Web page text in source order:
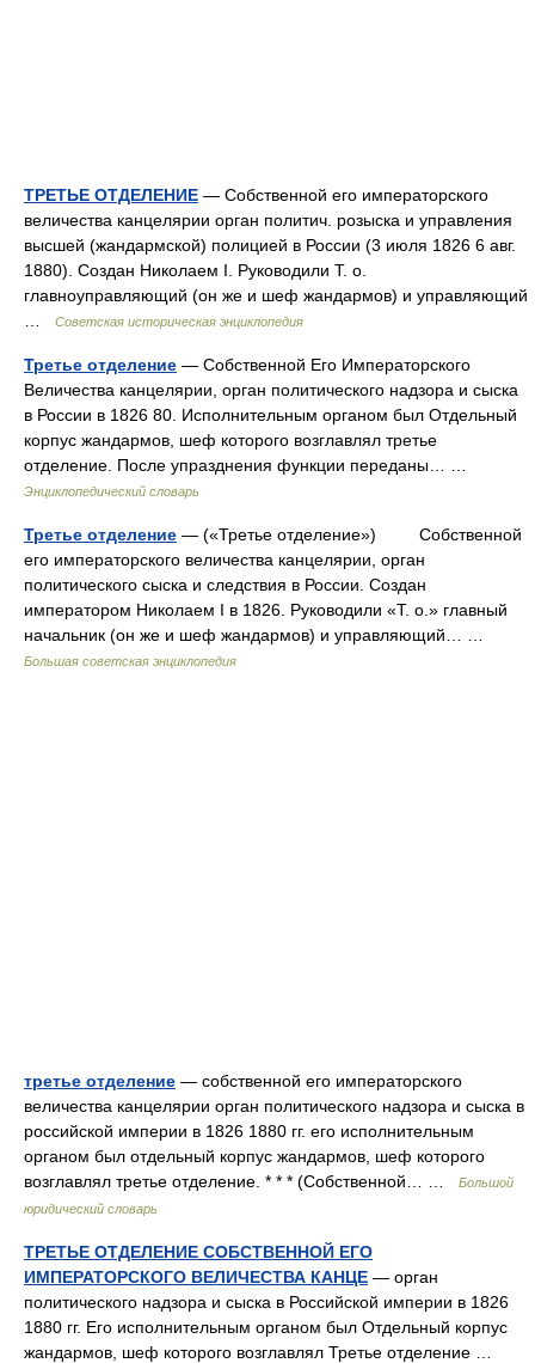
ТРЕТЬЕ ОТДЕЛЕНИЕ — Собственной его императорского
величества канцелярии орган политич. розыска и управления
высшей (жандармской) полицией в России (3 июля 1826 6 авг.
1880). Создан Николаем I. Руководили Т. о.
главноуправляющий (он же и шеф жандармов) и управляющий
Советская историческая энциклопедия
Третье отделение — Собственной Его Императорского
Величества канцелярии, орган политического надзора и сыска
в России в 1826 80. Исполнительным органом был Отдельный
корпус жандармов, шеф которого возглавлял третье
отделение. После упразднения функции переданы… …
Энциклопедический словарь
Третье отделение — («Третье отделение») Собственной
его императорского величества канцелярии, орган
политического сыска и следствия в России. Создан
императором Николаем I в 1826. Руководили «Т. о.» главный
начальник (он же и шеф жандармов) и управляющий… …
Большая советская энциклопедия
третье отделение — собственной его императорского
величества канцелярии орган политического надзора и сыска в
российской империи в 1826 1880 гг. его исполнительным
органом был отдельный корпус жандармов, шеф которого
возглавлял третье отделение. * * * (Собственной… …
Большой
юридический словарь
ТРЕТЬЕ ОТДЕЛЕНИЕ СОБСТВЕННОЙ ЕГО
ИМПЕРАТОРСКОГО ВЕЛИЧЕСТВА КАНЦЕ — орган
политического надзора и сыска в Российской империи в 1826
1880 гг. Его исполнительным органом был Отдельный корпус
жандармов, шеф которого возглавлял Третье отделение …